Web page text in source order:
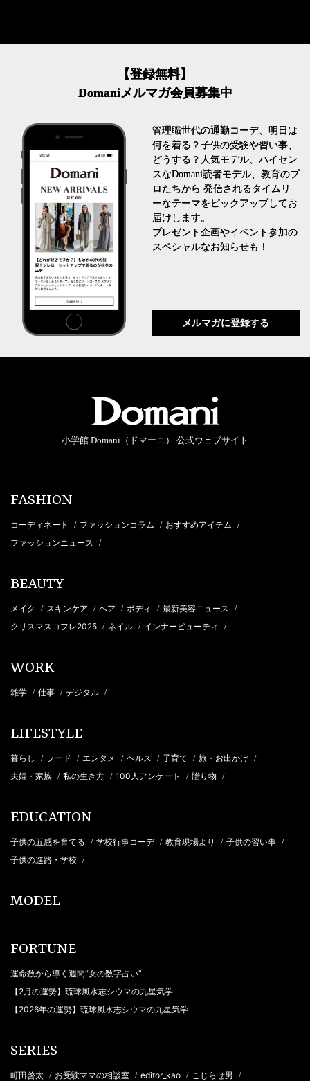
【登録無料】
Domaniメルマガ会員募集中
管理職世代の通勤コーデ、明日は
何を着る？子供の受験や習い事、
どうする？人気モデル、ハイセン
スなDomani読者モデル、教育のプ
ロたちから 発信されるタイムリ
ーなテーマをピックアップしてお
届けします。
プレゼント企画やイベント参加の
スペシャルなお知らせも！
メルマガに登録する
小学館 Domani（ドマーニ） 公式ウェブサイト
FASHION
コーディネート / ファッションコラム / おすすめアイテム /
ファッションニュース /
BEAUTY
メイク / スキンケア / ヘア / ボディ / 最新美容ニュース /
クリスマスコフレ2025 / ネイル / インナービューティ /
WORK
雑学 / 仕事 / デジタル /
LIFESTYLE
暮らし / フード / エンタメ / ヘルス / 子育て / 旅・お出かけ /
夫婦・家族 / 私の生き方 / 100人アンケート / 贈り物 /
EDUCATION
子供の五感を育てる / 学校行事コーデ / 教育現場より / 子供の習い事 /
子供の進路・学校 /
MODEL
FORTUNE
運命数から導く週間“女の数字占い”
【2月の運勢】琉球風水志シウマの九星気学
【2026年の運勢】琉球風水志シウマの九星気学
SERIES
町田啓太 / お受験ママの相談室 / editor_kao / こじらせ男 /